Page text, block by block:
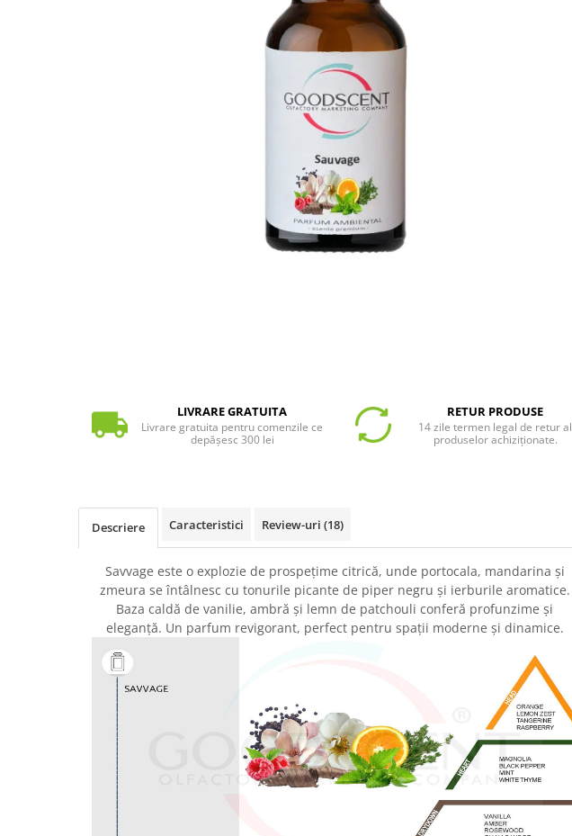
LIVRARE GRATUITA
Livrare gratuita pentru comenzile ce
depășesc 300 lei
RETUR PRODUSE
14 zile termen legal de retur al
produselor achiziționate.
Descriere Caracteristici Review-uri (18)
Savvage este o explozie de prospețime citrică, unde portocala, mandarina și
zmeura se întâlnesc cu tonurile picante de piper negru și ierburile aromatice.
Baza caldă de vanilie, ambră și lemn de patchouli conferă profunzime și
eleganță. Un parfum revigorant, perfect pentru spații moderne și dinamice.